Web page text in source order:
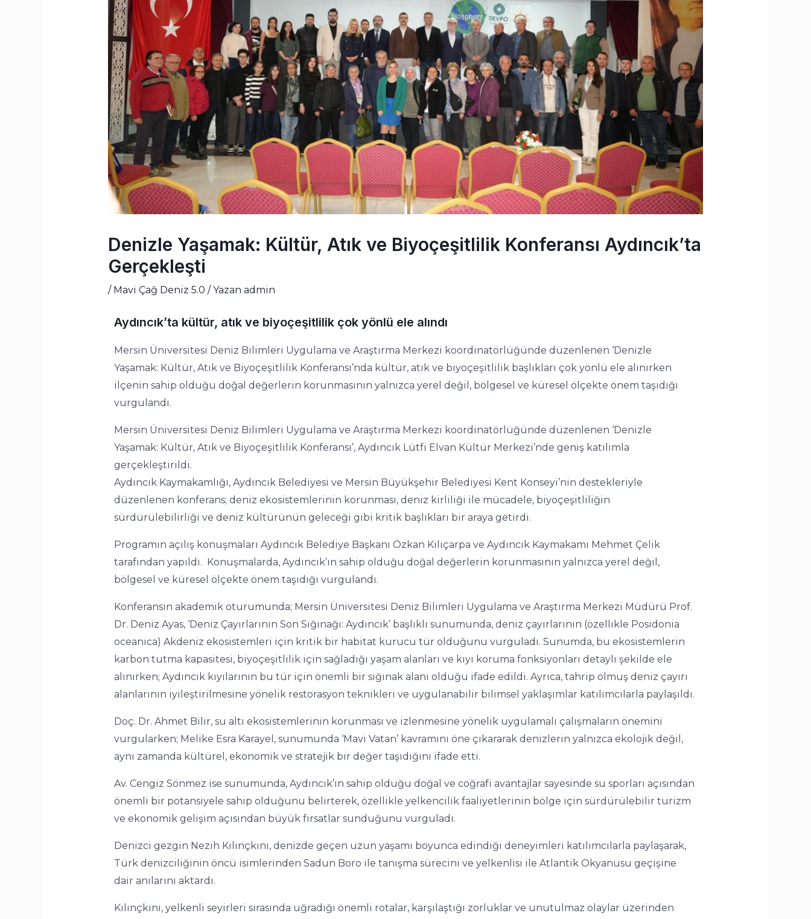
Denizle Yaşamak: Kültür, Atık ve Biyoçeşitlilik Konferansı Aydıncık’ta
Gerçekleşti
/ Mavi Çağ Deniz 5.0 / Yazan admin
Aydıncık’ta kültür, atık ve biyoçeşitlilik çok yönlü ele alındı
Mersin Üniversitesi Deniz Bilimleri Uygulama ve Araştırma Merkezi koordinatörlüğünde düzenlenen ‘Denizle
Yaşamak: Kültür, Atık ve Biyoçeşitlilik Konferansı’nda kültür, atık ve biyoçeşitlilik başlıkları çok yönlü ele alınırken
ilçenin sahip olduğu doğal değerlerin korunmasının yalnızca yerel değil, bölgesel ve küresel ölçekte önem taşıdığı
vurgulandı.
Mersin Üniversitesi Deniz Bilimleri Uygulama ve Araştırma Merkezi koordinatörlüğünde düzenlenen ‘Denizle
Yaşamak: Kültür, Atık ve Biyoçeşitlilik Konferansı’, Aydıncık Lütfi Elvan Kültür Merkezi’nde geniş katılımla
gerçekleştirildi.
Aydıncık Kaymakamlığı, Aydıncık Belediyesi ve Mersin Büyükşehir Belediyesi Kent Konseyi’nin destekleriyle
düzenlenen konferans; deniz ekosistemlerinin korunması, deniz kirliliği ile mücadele, biyoçeşitliliğin
sürdürülebilirliği ve deniz kültürünün geleceği gibi kritik başlıkları bir araya getirdi.
Programın açılış konuşmaları Aydıncık Belediye Başkanı Özkan Kılıçarpa ve Aydıncık Kaymakamı Mehmet Çelik
tarafından yapıldı. Konuşmalarda, Aydıncık’ın sahip olduğu doğal değerlerin korunmasının yalnızca yerel değil,
bölgesel ve küresel ölçekte önem taşıdığı vurgulandı.
Konferansın akademik oturumunda; Mersin Üniversitesi Deniz Bilimleri Uygulama ve Araştırma Merkezi Müdürü Prof.
Dr. Deniz Ayas, ‘Deniz Çayırlarının Son Sığınağı: Aydıncık’ başlıklı sunumunda, deniz çayırlarının (özellikle Posidonia
oceanica) Akdeniz ekosistemleri için kritik bir habitat kurucu tür olduğunu vurguladı. Sunumda, bu ekosistemlerin
karbon tutma kapasitesi, biyoçeşitlilik için sağladığı yaşam alanları ve kıyı koruma fonksiyonları detaylı şekilde ele
alınırken; Aydıncık kıyılarının bu tür için önemli bir sığınak alanı olduğu ifade edildi. Ayrıca, tahrip olmuş deniz çayırı
alanlarının iyileştirilmesine yönelik restorasyon teknikleri ve uygulanabilir bilimsel yaklaşımlar katılımcılarla paylaşıldı.
Doç. Dr. Ahmet Bilir, su altı ekosistemlerinin korunması ve izlenmesine yönelik uygulamalı çalışmaların önemini
vurgularken; Melike Esra Karayel, sunumunda ‘Mavi Vatan’ kavramını öne çıkararak denizlerin yalnızca ekolojik değil,
aynı zamanda kültürel, ekonomik ve stratejik bir değer taşıdığını ifade etti.
Av. Cengiz Sönmez ise sunumunda, Aydıncık’ın sahip olduğu doğal ve coğrafi avantajlar sayesinde su sporları açısından
önemli bir potansiyele sahip olduğunu belirterek, özellikle yelkencilik faaliyetlerinin bölge için sürdürülebilir turizm
ve ekonomik gelişim açısından büyük fırsatlar sunduğunu vurguladı.
Denizci gezgin Nezih Kılınçkını, denizde geçen uzun yaşamı boyunca edindiği deneyimleri katılımcılarla paylaşarak,
Türk denizciliğinin öncü isimlerinden Sadun Boro ile tanışma sürecini ve yelkenlisi ile Atlantik Okyanusu geçişine
dair anılarını aktardı.
Kılınçkını, yelkenli seyirleri sırasında uğradığı önemli rotalar, karşılaştığı zorluklar ve unutulmaz olaylar üzerinden